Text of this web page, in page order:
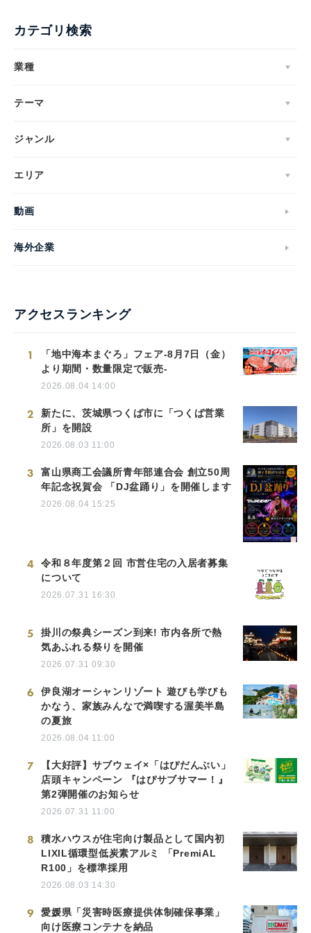
カテゴリ検索
業種
テーマ
ジャンル
エリア
動画
海外企業
アクセスランキング
1
「地中海本まぐろ」フェア-8月7日（金）
より期間・数量限定で販売-
2026.08.04 14:00
2
新たに、茨城県つくば市に「つくば営業
所」を開設
2026.08.03 11:00
3
富山県商工会議所青年部連合会 創立50周
年記念祝賀会 「DJ盆踊り」を開催します
2026.08.04 15:25
4
令和８年度第２回 市営住宅の入居者募集
について
2026.07.31 16:30
5
掛川の祭典シーズン到来! 市内各所で熱
気あふれる祭りを開催
2026.07.31 09:30
6
伊良湖オーシャンリゾート 遊びも学びも
かなう、家族みんなで満喫する渥美半島
の夏旅
2026.08.04 11:00
7
【大好評】サブウェイ×「はぴだんぶい」
店頭キャンペーン 『はぴサブサマー！』
第2弾開催のお知らせ
2026.07.31 11:00
8
積水ハウスが住宅向け製品として国内初
LIXIL循環型低炭素アルミ 「PremiAL
R100」を標準採用
2026.08.03 14:30
9
愛媛県「災害時医療提供体制確保事業」
向け医療コンテナを納品